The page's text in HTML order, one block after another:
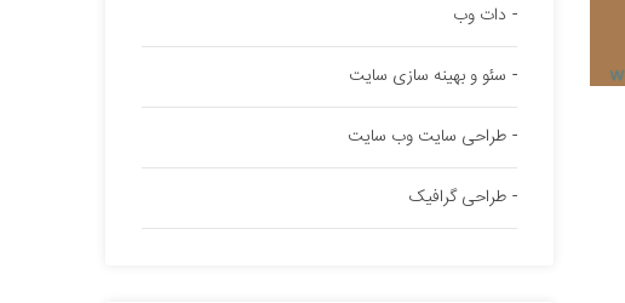
دات وب
سئو و بهینه سازی سایت
طراحی سایت وب سایت
طراحی گرافیک